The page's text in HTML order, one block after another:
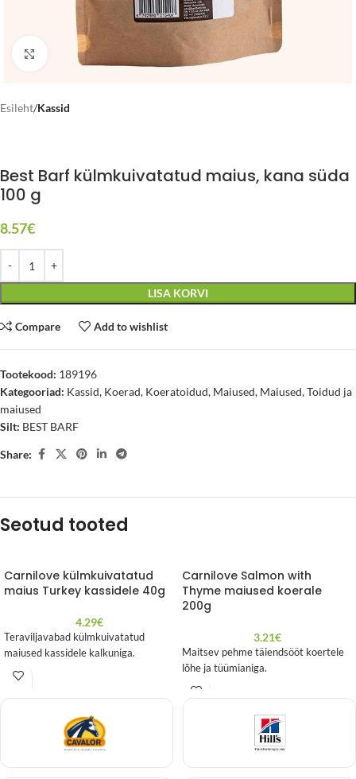
Click to enlarge
Esileht Kassid
Best Barf külmkuivatatud maius, kana süda
100 g
8.57€
LISA KORVI
Compare Add to wishlist
Tootekood: 189196
Kategooriad: Kassid, Koerad, Koeratoidud, Maiused, Maiused,Toidud ja
maiused
Silt: BEST BARF
Share:
Seotud tooted
Carnilove külmkuivatatud
maius Turkey kassidele 40g
4.29€
Teraviljavabad külmkuivatatud
maiused kassidele kalkuniga.
Carnilove Salmon with
Thyme maiused koerale
200g
3.21€
Maitsev pehme täiendsööt koertele
lõhe ja tüümianiga.